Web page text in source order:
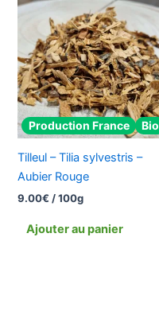
Production France Bio
Tilleul – Tilia sylvestris –
Aubier Rouge
9.00€ / 100g
Ajouter au panier